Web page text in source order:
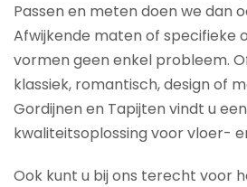
Passen en meten doen we dan
Afwijkende maten of specifieke
vormen geen enkel probleem.
klassiek, romantisch, design of
Gordijnen en Tapijten vindt u
kwaliteitsoplossing voor vloer-
Ook kunt u bij ons terecht voor